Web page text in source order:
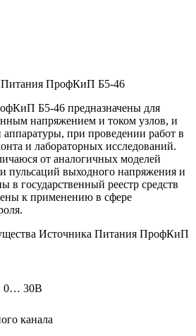
Питания ПрофКиП Б5-46
Б5-46 предназначены для
напряжением и током узлов, и
аппаратуры, при проведении работ в
и лабораторных исследований.
от аналогичных моделей
выходного напряжения и
в государственный реестр средств
к применению в сфере
Источника Питания ПрофКиП
0… 30В
канала